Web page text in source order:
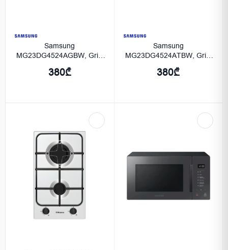
Samsung
MG23DG4524AGBW, Grill,
Black.
380₾
Samsung
MG23DG4524ATBW, Grill,
Stainless steel.
380₾